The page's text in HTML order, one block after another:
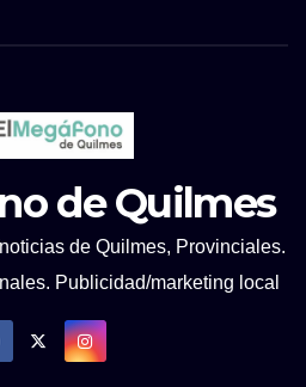
de Quilmes
de Quilmes, Provinciales.
Publicidad/marketing local